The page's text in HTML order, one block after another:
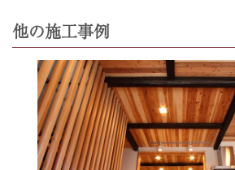
他の施工事例